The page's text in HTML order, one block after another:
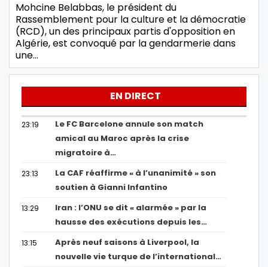
Mohcine Belabbas, le président du
Rassemblement pour la culture et la démocratie
(RCD), un des principaux partis d'opposition en
Algérie, est convoqué par la gendarmerie dans
une…
EN DIRECT
23:19
Le FC Barcelone annule son match
amical au Maroc après la crise
migratoire à…
23:13
La CAF réaffirme « à l’unanimité » son
soutien à Gianni Infantino
13:29
Iran : l’ONU se dit « alarmée » par la
hausse des exécutions depuis les…
13:15
Après neuf saisons à Liverpool, la
nouvelle vie turque de l’international…